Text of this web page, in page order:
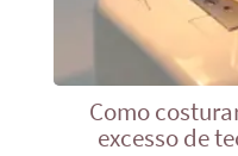
Como
excesso de